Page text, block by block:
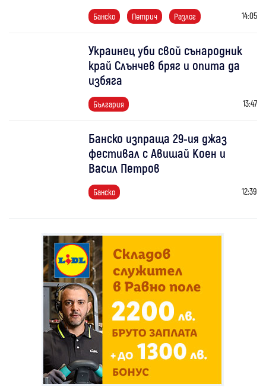
Банско Петрич Разлог 14:05
Украинец уби свой сънародник
край Слънчев бряг и опита да
избяга
България 13:47
Банско изпраща 29-ия джаз
фестивал с Авишай Коен и
Васил Петров
Банско 12:39